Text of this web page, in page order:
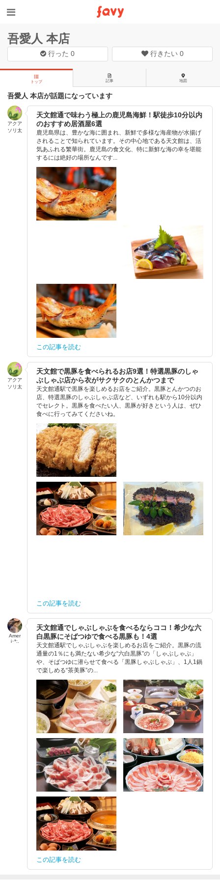
吾愛人 本店
行った0 行きたい 0
トップ 記事 地図
吾愛人 本店が話題になっています
アクア
ソリ太
天文館通で味わう極上の鹿児島海鮮！駅徒歩10分以内
のおすすめ居酒屋6選
鹿児島県は、豊かな海に囲まれ、新鮮で多様な海産物が水揚げ
されることで知られています。その中心地である天文館は、活
気あふれる繁華街。鹿児島の食文化、特に新鮮な海の幸を堪能
するには絶好の場所なんです...
この記事を読む
アクア
ソリ太
天文館で黒豚を食べられるお店9選！特選黒豚のしゃ
ぶしゃぶ店から衣がサクサクのとんかつまで
天文館通駅で黒豚を楽しめるお店をご紹介。黒豚とんかつのお
店、特選黒豚のしゃぶしゃぶ店など、いずれも駅から10分以内
でセレクト。黒豚を食べたい人、黒豚が好きという人は、ぜひ
食べに行ってみてくださいね。
この記事を読む
Amer
i･*:.
天文館通でしゃぶしゃぶを食べるならココ！希少な六
白黒豚にそばつゆで食べる黒豚も！4選
天文館通駅でしゃぶしゃぶを楽しめるお店をご紹介。黒豚の流
通量の1％にも満たない希少な“六白黒豚”の「しゃぶしゃぶ」
や、そばつゆに潜らせて食べる「黒豚しゃぶしゃぶ」、1人1鍋
で楽しめる“茶美豚”の...
この記事を読む